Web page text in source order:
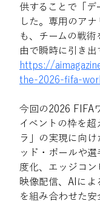
供することで「デ
した。専用のア
も、チームの戦
由で瞬時に引き出
https://
the-2026-fifa-
今回の2026 FIFA
イベントの枠を
ラ」の実現に向
ッド・ボールや
度化、エッジコ
映像配信、AIによ
を組み合わせた